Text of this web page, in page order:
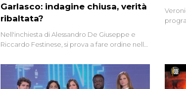
Garlasco: indagine chiusa, verità
ribaltata?
Nell'inchiesta di Alessandro De Giuseppe e
Riccardo Festinese, si prova a fare ordine nella
continuano a emergere attorno a una delle
vicende giudiziarie più discusse degli ultimi
anni. Lo speciale ricostruisce la vicenda